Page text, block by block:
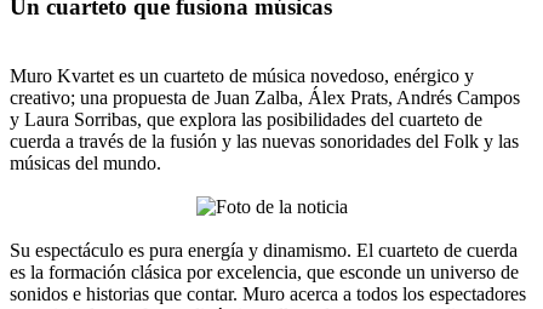
Un cuarteto que fusiona músicas
Muro Kvartet es un cuarteto de música novedoso, enérgico y
creativo; una propuesta de Juan Zalba, Álex Prats, Andrés Campos
y Laura Sorribas, que explora las posibilidades del cuarteto de
cuerda a través de la fusión y las nuevas sonoridades del Folk y las
músicas del mundo.
Su espectáculo es pura energía y dinamismo. El cuarteto de cuerda
es la formación clásica por excelencia, que esconde un universo de
sonidos e historias que contar. Muro acerca a todos los espectadores